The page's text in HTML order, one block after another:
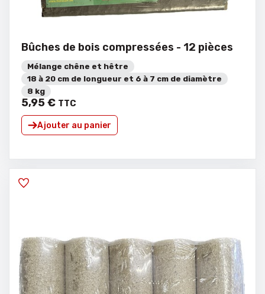
Bûches de bois compressées - 12 pièces
Mélange chêne et hêtre
18 à 20 cm de longueur et 6 à 7 cm de diamètre
8 kg
5,95€ TTC
Ajouter au panier